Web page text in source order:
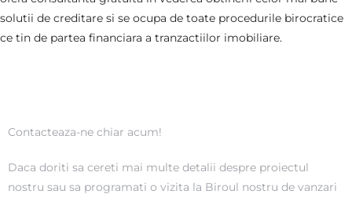
solutii de creditare si se ocupa de toate procedurile birocratice
ce tin de partea financiara a tranzactiilor imobiliare.
Contacteaza-ne chiar acum!
Daca doriti sa cereti mai multe detalii despre proiectul
nostru sau sa programati o vizita la Biroul nostru de vanzari